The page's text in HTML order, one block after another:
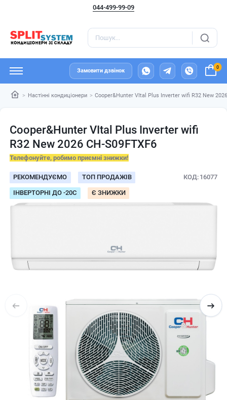
044-499-99-09
Замовити дзвінок
0
Настінні кондиціонери Cooper&Hunter VItal Plus Inverter wifi R32 New
Cooper&Hunter VItal Plus Inverter wifi
R32 New 2026 CH-S09FTXF6
Телефонуйте, робимо приємні знижки!
РЕКОМЕНДУЄМО ТОП ПРОДАЖІВ
ІНВЕРТОРНІ ДО -20С Є ЗНИЖКИ
КОД 16077